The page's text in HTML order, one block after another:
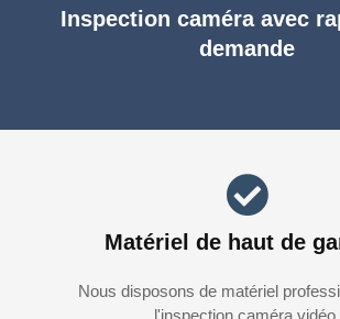
Inspection caméra avec
demande
Matériel de haut de
Nous disposons de matériel
l'inspection caméra vidéo.